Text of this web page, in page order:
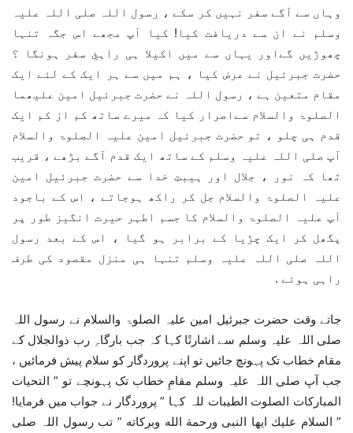
وہاں سے آگے سفر نہیں کر سکے ، رسول اللہ صلی اللہ علیہ
وسلم نے ان سے دریافت کیا! کیا آپ مجھے اس جگہ تنہا
چھوڑیں گےاور یہاں سے میں اکیلا ہی راہئِ سفر ہونگا ؟
حضرت جبرئیل نے عرض کیا ، ہم میں سے ہر ایک کے لئے ایک
مقام متعین ہے ، رسول اللہ نے حضرت جبرئیل امین علیھما
الصلوۃ والسلام سےاصرار کیا کہ میرے ساتھ کم از کم ایک
قدم ہی چلو ، تو حضرت جبرئیل امین علیہ الصلوۃ والسلام
آپ صلی اللہ علیہ وسلم کے ساتھ ایک قدم آگے بڑھے ، قریب
تھا کہ نور ، جلال اور ہیبتِ خدا سے حضرت جبرئیل امین
علیہ الصلوۃ والسلام جل کر راکھ ہوجاتے ، اس کے باجود
آپ علیہ الصلوۃ والسلام کا جسم اطہر حیرت انگیز طور پر
پگھل کر ایک چڑیا کے برابر ہو گیا ، اس کے بعد رسول
اللہ صلی اللہ علیہ وسلم تنہا ہی منزل مقصود کی طرف
راہی ہوئے .
جاتے وقت حضرت جبرئیل امین علیہ الصلوۃ والسلام نے رسول اللہ
صلی اللہ علیہ وسلم سے اشارتًا کہا کہ جب بارگاہِ رب ذوالجلال کے
مقام خطاب تک پہونچ جائیں تو اپنے پروردگار کو سلام پیش فرمائیں ،
جب آپ صلی اللہ علیہ وسلم مقامِ خطاب تک پہونچے تو ” التحیات
المبارکات الصلوت الطیبات للہ کہا ” پروردگار نے جواب میں فرمایا!
” السلام علیك ایھا النبی ورحمة الله وبركاته ” تب رسول اللہ صلی